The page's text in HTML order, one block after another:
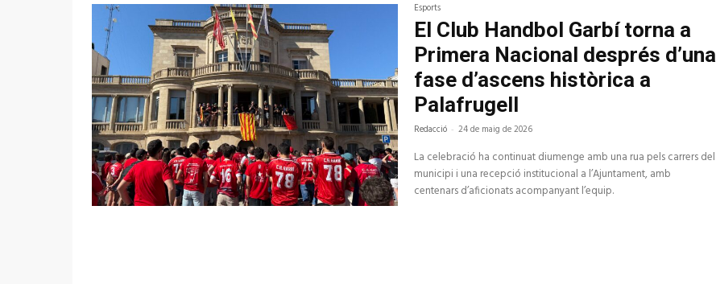
Esports
El Club Handbol Garbí torna a
Primera Nacional després d’una
fase d’ascens històrica a
Palafrugell
Redacció - 24 de maig de 2026
La celebració ha continuat diumenge amb una rua pels carrers del
municipi i una recepció institucional a l’Ajuntament, amb
centenars d’aficionats acompanyant l’equip.